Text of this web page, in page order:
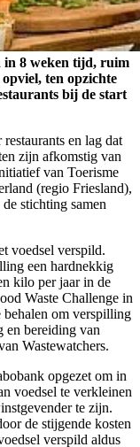
in 8 weken tijd, ruim
ten opzichte
bij de start
en lag dat
zijn afkomstig van
van Toerisme
(regio Friesland),
stichting samen
voedsel verspild.
een hardnekkig
kilo per jaar in de
Waste Challenge in
behalen om verspilling
en bereiding van
Wastewatchers.
opgezet om in
voedsel te verkleinen
te zijn.
de stijgende kosten
verspild aldus